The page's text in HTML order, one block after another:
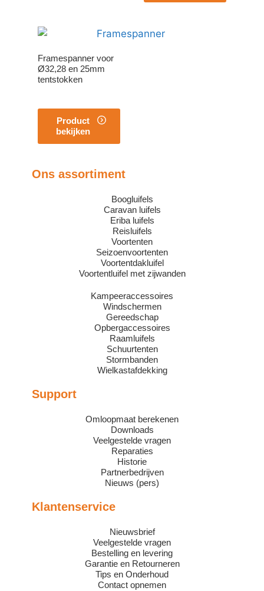
Framespanner voor
Ø32,28 en 25mm
tentstokken
Product
bekijken
Ons assortiment
Boogluifels
Caravan luifels
Eriba luifels
Reisluifels
Voortenten
Seizoenvoortenten
Voortentdakluifel
Voortentluifel met zijwanden
Kampeeraccessoires
Windschermen
Gereedschap
Opbergaccessoires
Raamluifels
Schuurtenten
Stormbanden
Wielkastafdekking
Support
Omloopmaat berekenen
Downloads
Veelgestelde vragen
Reparaties
Historie
Partnerbedrijven
Nieuws (pers)
Klantenservice
Nieuwsbrief
Veelgestelde vragen
Bestelling en levering
Garantie en Retourneren
Tips en Onderhoud
Contact opnemen